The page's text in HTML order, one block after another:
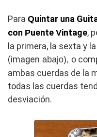
Para Quintar una
con Puente Vintage,
la primera, la sexta y
(imagen abajo), o
ambas cuerdas de la
todas las cuerdas
desviación.